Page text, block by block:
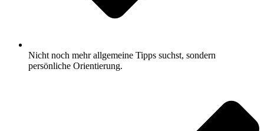
Nicht noch mehr allgemeine Tipps suchst, sondern
persönliche Orientierung.